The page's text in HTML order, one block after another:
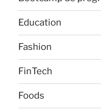
Education
Fashion
FinTech
Foods